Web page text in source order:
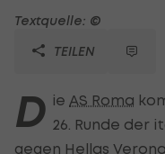
Textquelle: ©
TEILEN
D ie AS Roma
26. Runde der
gegen Hellas